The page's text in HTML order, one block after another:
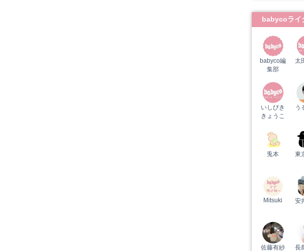
babycoライ
babyco編
集部
太
いしびき
きょうこ
う
兎本
東
Mitsuki 安
佐藤有紗
長